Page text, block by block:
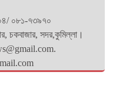
০৮১-৭৩৯৭০
চকবাজার, সদর,কুমিল্লা।